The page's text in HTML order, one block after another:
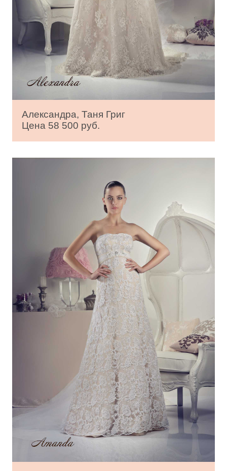
Александра, Таня Григ
Цена 58 500 руб.